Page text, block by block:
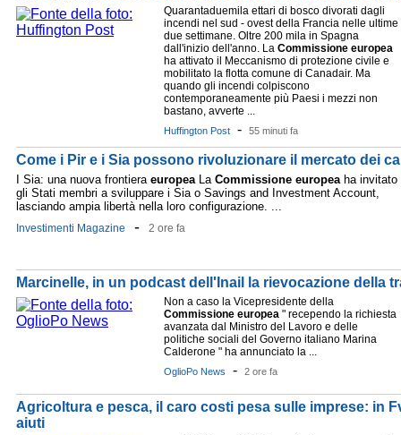
Quarantaduemila ettari di bosco divorati dagli
incendi nel sud - ovest della Francia nelle ultime
due settimane. Oltre 200 mila in Spagna
dall'inizio dell'anno. La Commissione europea
ha attivato il Meccanismo di protezione civile e
mobilitato la flotta comune di Canadair. Ma
quando gli incendi colpiscono
contemporaneamente più Paesi i mezzi non
bastano, avverte ...
Huffington Post - 55 minuti fa
Come i Pir e i Sia possono rivoluzionare il mercato dei
I Sia: una nuova frontiera europeaLa Commissione europeaha invitato
gli Stati membri a sviluppare i Sia o Savings and Investment Account,
lasciando ampia libertà nella loro configurazione. ...
Investimenti Magazine - 2 ore fa
Marcinelle, in un podcast dell'Inail la rievocazione della
Non a caso la Vicepresidente della
Commissione europea " recependo la richiesta
avanzata dal Ministro del Lavoro e delle
politiche sociali del Governo italiano Marina
Calderone " ha annunciato la ...
OglioPo News - 2 ore fa
Agricoltura e pesca, il caro costi pesa sulle imprese: in
aiuti